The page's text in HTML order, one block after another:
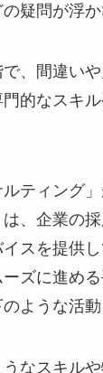
疑問が浮か
、間違い
的なスキ
ティング」
、企業の
スを提供
ズに進め
ような活動
なスキル